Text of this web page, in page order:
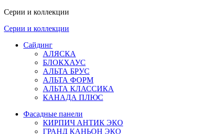
Серии и коллекции
Серии и коллекции
Сайдинг
АЛЯСКА
БЛОКХАУС
АЛЬТА БРУС
АЛЬТА ФОРМ
АЛЬТА КЛАССИКА
КАНАДА ПЛЮС
Фасадные панели
КИРПИЧ АНТИК ЭКО
ГРАНД КАНЬОН ЭКО